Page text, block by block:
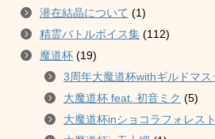
潜在結晶について (1)
精霊バトルボイス集 (112)
魔道杯 (19)
3周年大魔道杯withギルドマス
大魔道杯 feat. 初音ミク (5)
大魔道杯inショコラフォレスト